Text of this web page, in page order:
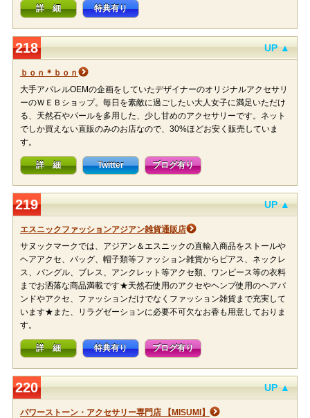
詳 細 特典有り
218 UP ▲
ｂｏｎ＊ｂｏｎ
大手アパレルOEMの企画をしていたデザイナーのオリジナルアクセサリ
ーのＷＥＢショップ。毎日を素敵に過ごしたい大人女子に満足いただけ
る、天然石やパールを多用した、少し甘めのアクセサリーです。ネット
でしか買えない直販のみのお店なので、30%ほどお安く販売していま
す。
詳 細 Twitter ブログ有り
219 UP ▲
エスニックファッションアジアン雑貨通販店
サヌックマークでは、アジアン＆エスニックの直輸入商品をストールや
ヘアアクセ、バッグ、帽子類等ファッション雑貨からピアス、ネックレ
ス、バングル、ブレス、アンクレット等アクセ類、ワンピース等の衣料
までお洒落な商品満載です★天然石使用のアクセやヘンプ使用のヘアバ
ンドやアクセ、ファッションだけでなくファッション雑貨まで充実して
います★また、リラグゼーションに必要不可欠なお香も用意しておりま
す。
詳 細 特典有り ブログ有り
220 UP ▲
パワーストーン・アクセサリー専門店 【MISUMI】